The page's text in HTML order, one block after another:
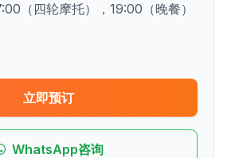
（四轮摩托），19:00（晚餐）
立即预订
WhatsApp咨询